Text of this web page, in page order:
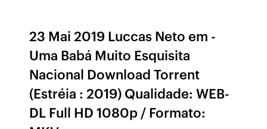
23 Mai 2019 Luccas Neto em -
Uma Babá Muito Esquisita
Nacional Download Torrent
(Estréia : 2019) Qualidade: WEB-
DL Full HD 1080p / Formato: